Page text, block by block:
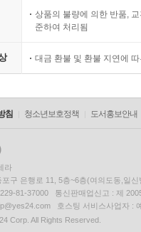
상품의 불량에 의한 반품,
준하여 처리됨
대금 환불 및 환불 지연에
침 청소년보호정책 도서홍보안내
라
포구 은행로 11, 5층~6층(여의도동,일신
81-37000 통신판매업신고 : 제
호스팅 서비스사업자 :
Corp. All Rights Reserved.